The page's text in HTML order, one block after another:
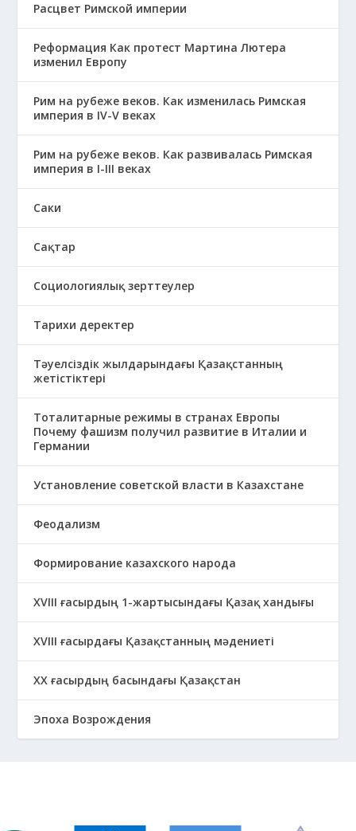
Расцвет Римской империи
Реформация Как протест Мартина Лютера
изменил Европу
Рим на рубеже веков. Как изменилась Римская
империя в IV-V веках
Рим на рубеже веков. Как развивалась Римская
империя в І-ІІІ веках
Саки
Сақтар
Социологиялық зерттеулер
Тарихи деректер
Тәуелсіздік жылдарындағы Қазақстанның
жетістіктері
Тоталитарные режимы в странах Европы
Почему фашизм получил развитие в Италии и
Германии
Установление советской власти в Казахстане
Феодализм
Формирование казахского народа
ХVIII ғасырдың 1-жартысындағы Қазақ хандығы
ХVІІІ ғасырдағы Қазақстанның мәдениеті
ХХ ғасырдың басындағы Қазақстан
Эпоха Возрождения